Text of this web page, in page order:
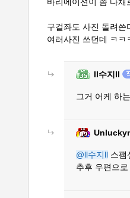
구걸좌도 사진 돌려쓴
여러사진 쓰던데 ㅋㅋ
ll수지ll
그거 어케 하
@ll수지ll 스팸
추후 우편으